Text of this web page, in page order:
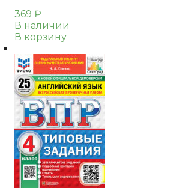
369 ₽
В наличии
В корзину